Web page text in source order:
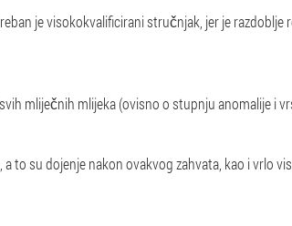
je visokokvalificirani stručnjak, jer je
mliječnih mlijeka (ovisno o stupnju anomalije i
to su dojenje nakon ovakvog zahvata, kao i vrlo